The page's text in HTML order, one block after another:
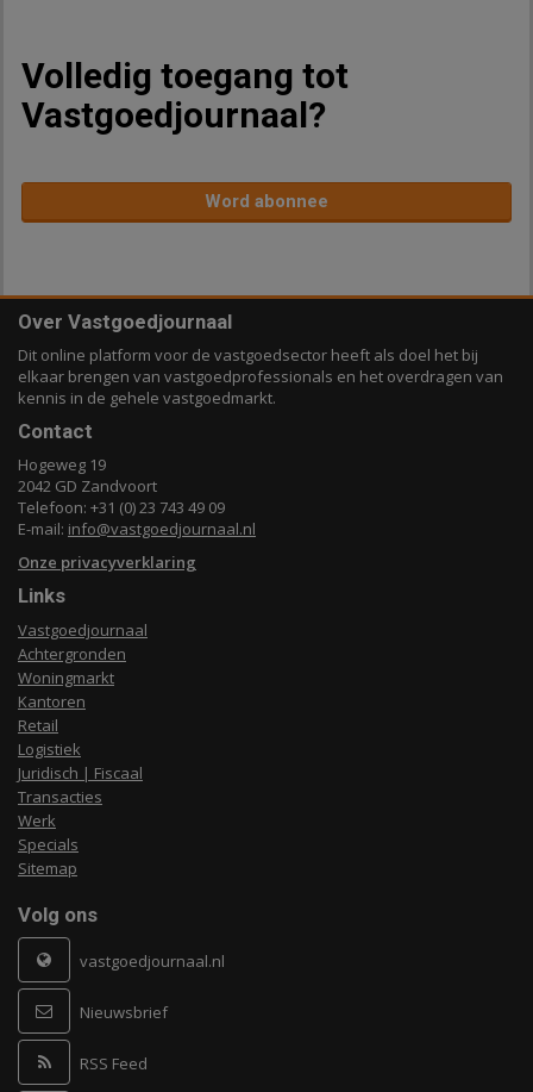
Volledig toegang tot
Vastgoedjournaal?
Word abonnee
Over Vastgoedjournaal
Dit online platform voor de vastgoedsector heeft als doel het bij
elkaar brengen van vastgoedprofessionals en het overdragen van
kennis in de gehele vastgoedmarkt.
Contact
Hogeweg 19
2042 GD Zandvoort
Telefoon: +31 (0) 23 743 49 09
E-mail: info@vastgoedjournaal.nl
Onze privacyverklaring
Links
Vastgoedjournaal
Achtergronden
Woningmarkt
Kantoren
Retail
Logistiek
Juridisch | Fiscaal
Transacties
Werk
Specials
Sitemap
Volg ons
vastgoedjournaal.nl
Nieuwsbrief
RSS Feed